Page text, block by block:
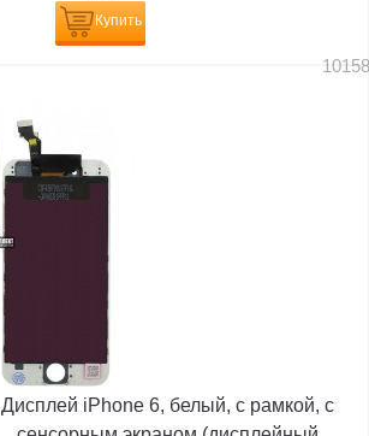
Купить
Дисплей iPhone 6, белый, с рамкой, с